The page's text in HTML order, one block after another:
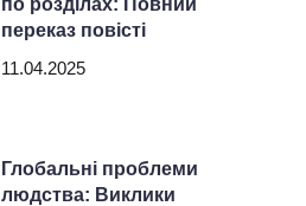
по розділах: Повний
переказ повісті
11.04.2025
Глобальні проблеми
людства: Виклики